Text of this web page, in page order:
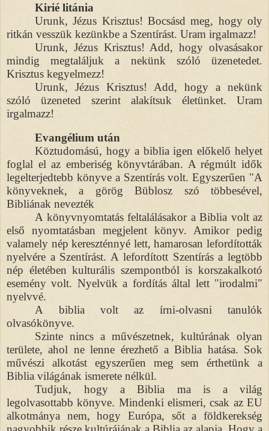
Kirié litánia
Urunk, Jézus Krisztus! Bocsásd meg, hogy oly
ritkán vesszük kezünkbe a Szentírást. Uram irgalmazz!
Urunk, Jézus Krisztus! Add, hogy olvasásakor
mindig megtaláljuk a nekünk szóló üzenetedet.
Krisztus kegyelmezz!
Urunk, Jézus Krisztus! Add, hogy a nekünk
szóló üzeneted szerint alakítsuk életünket. Uram
irgalmazz!
Evangélium után
Köztudomású, hogy a biblia igen előkelő helyet
foglal el az emberiség könyvtárában. A régmúlt idők
legelterjedtebb könyve a Szentírás volt. Egyszerűen "A
könyveknek, a görög Büblosz szó többesével,
Bibliának nevezték
A könyvnyomtatás feltalálásakor a Biblia volt az
első nyomtatásban megjelent könyv. Amikor pedig
valamely nép kereszténnyé lett, hamarosan lefordították
nyelvére a Szentírást. A lefordított Szentírás a legtöbb
nép életében kulturális szempontból is korszakalkotó
esemény volt. Nyelvük a fordítás által lett "irodalmi"
nyelvvé.
A biblia volt az írni-olvasni tanulók
olvasókönyve.
Szinte nincs a művészetnek, kultúrának olyan
területe, ahol ne lenne érezhető a Biblia hatása. Sok
művészi alkotást egyszerűen meg sem érthetünk a
Biblia világának ismerete nélkül.
Tudjuk, hogy a Biblia ma is a világ
legolvasottabb könyve. Mindenki elismeri, csak az EU
alkotmánya nem, hogy Európa, sőt a földkerekség